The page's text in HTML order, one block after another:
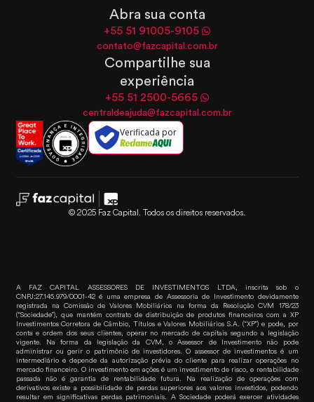
Abra sua conta
+55 51 91005-9105
contato@fazcapital.com.br
Compartilhe sua
experiência
+55 51 2500-5665
centraldeajuda@fazcapital.com.br
Verificada por
© 2025 Faz Capital. Todos os direitos reservados.
A FAZ CAPITAL ASSESSORES DE INVESTIMENTOS LTDA, inscrita sob o
CNPJ:27.145.979/0001-42 é uma empresa de Assessoria de Investimento devidamente
registrada na Comissão de Valores Mobiliários na forma da Resolução CVM 178/23
(“Sociedade”), que mantém contrato de distribuição de produtos financeiros com a XP
Investimentos Corretora de Câmbio, Títulos e Valores Mobiliários S.A. (“XP”) e pode, por
conta e ordem dos seus clientes, operar no mercado de capitais segundo a legislação
vigente. Na forma da legislação da CVM, o Assessor de Investimento não pode
administrar ou gerir o patrimônio de investidores. O assessor de investimentos é um
intermediário e depende da autorização prévia do cliente para realizar operações no
mercado financeiro. O investimento em ações é um investimento de risco, e rentabilidade
passada não é garantia de rentabilidade futura. Na realização de operações com
derivativos existe a possibilidade de perdas superiores aos valores investidos, podendo
resultar em significativas perdas patrimoniais. A Sociedade poderá exercer atividades